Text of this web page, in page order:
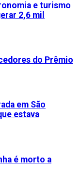
e turismo
2,6 mil
do Prêmio
em São
estava
é morto a